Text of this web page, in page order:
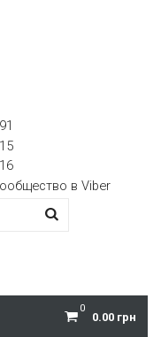
в Viber
0
0.00 грн